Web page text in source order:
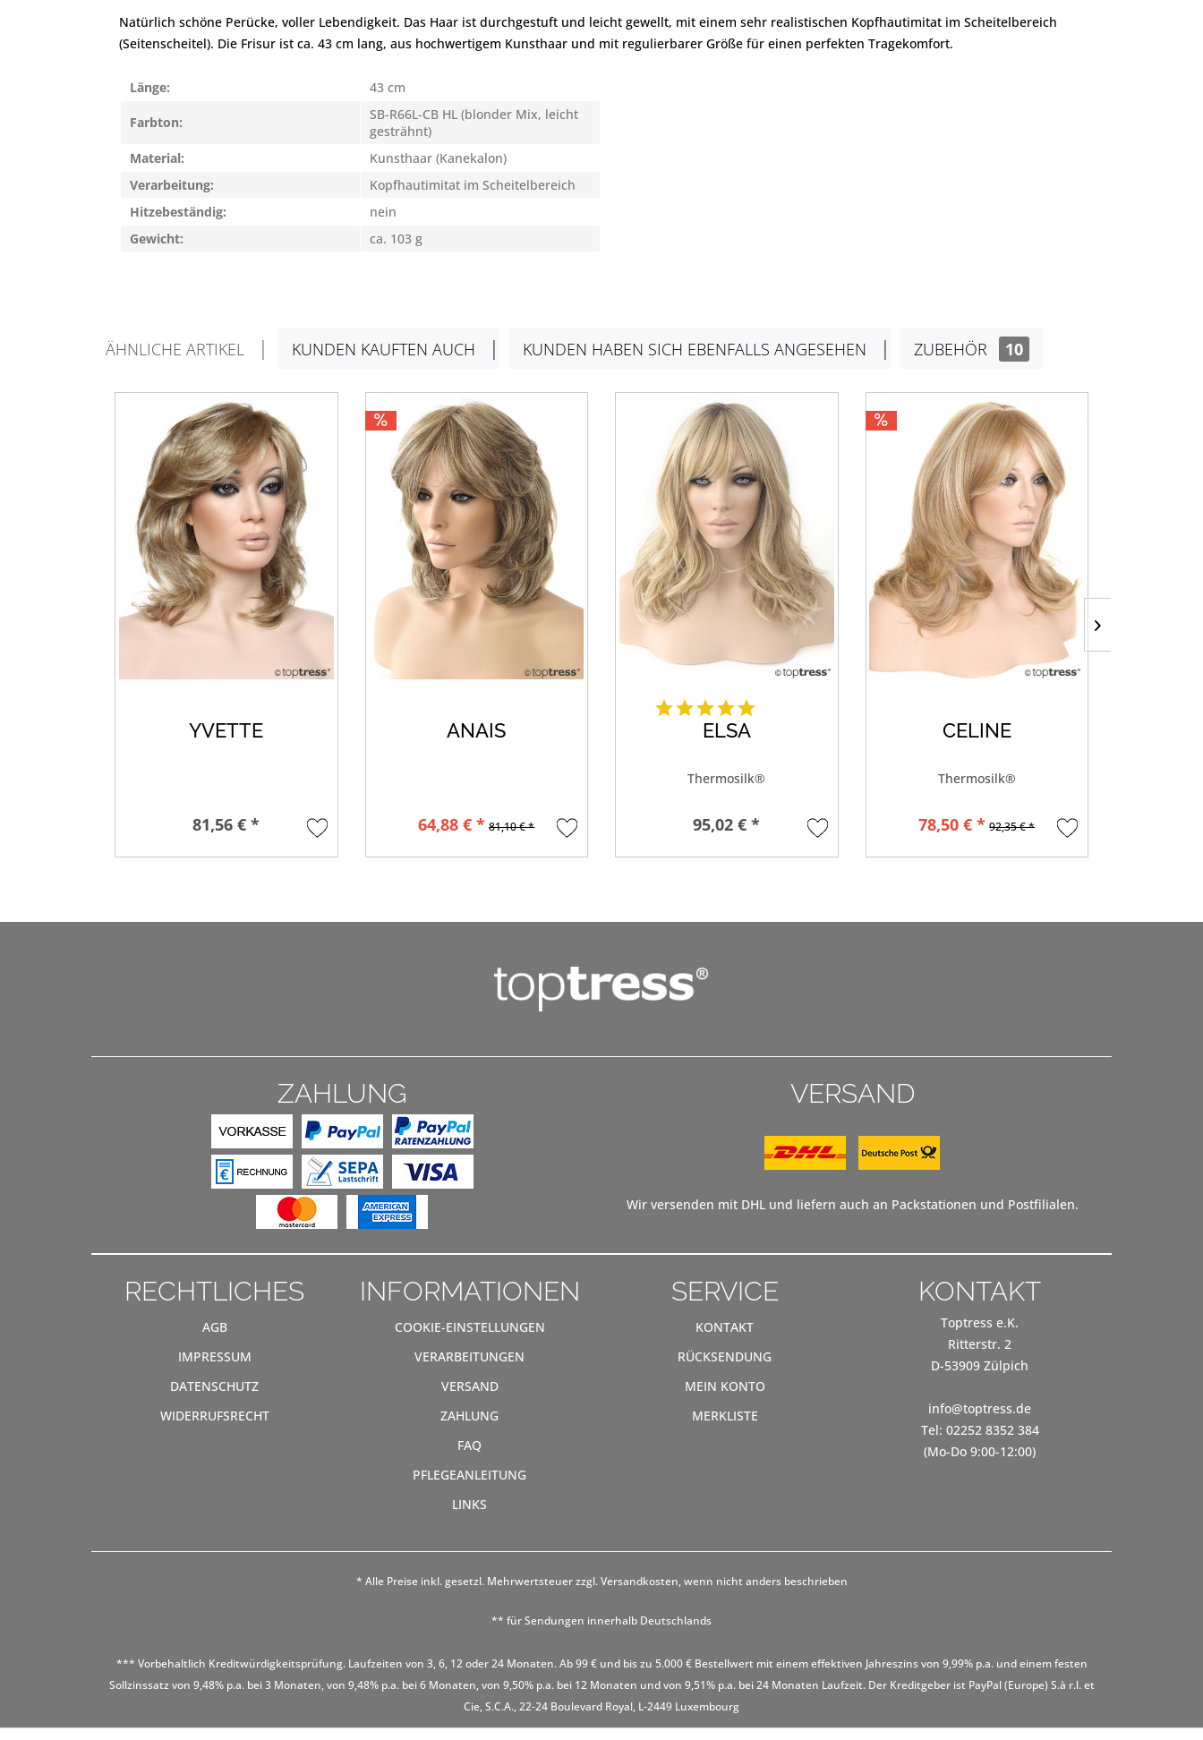
Natürlich schöne Perücke, voller Lebendigkeit. Das Haar ist durchgestuft und leicht gewellt, mit einem sehr realistischen Kopfhautimitat im Scheitelbereich
(Seitenscheitel). Die Frisur ist ca. 43 cm lang, aus hochwertigem Kunsthaar und mit regulierbarer Größe für einen perfekten Tragekomfort.
Länge: 43 cm
Farbton:
SB-R66L-CB HL (blonder Mix, leicht
gesträhnt)
Material:
Kunsthaar (Kanekalon)
Verarbeitung:
Kopfhautimitat im Scheitelbereich
Hitzebeständig:
nein
Gewicht:
ca. 103 g
ÄHNLICHE ARTIKEL KUNDEN KAUFTEN AUCH KUNDEN HABEN SICH EBENFALLS ANGESEHEN ZUBEHÖR 10
YVETTE
81,56 € *
ANAIS
64,88 € * 81,10 € *
ELSA
Thermosilk®
95,02 € *
CELINE
Thermosilk®
78,50 € * 92,35 € *
ZAHLUNG VERSAND
Wir versenden mit DHL und liefern auch an Packstationen und Postfilialen.
RECHTLICHES
AGB
IMPRESSUM
DATENSCHUTZ
WIDERRUFSRECHT
INFORMATIONEN
COOKIE-EINSTELLUNGEN
VERARBEITUNGEN
VERSAND
ZAHLUNG
FAQ
PFLEGEANLEITUNG
LINKS
SERVICE
KONTAKT
RÜCKSENDUNG
MEIN KONTO
MERKLISTE
KONTAKT
Toptress e.K.
Ritterstr. 2
D-53909 Zülpich
info@toptress.de
Tel: 02252 8352 384
(Mo-Do 9:00-12:00)
* Alle Preise inkl. gesetzl. Mehrwertsteuer zzgl.Versandkosten, wenn nicht anders beschrieben
** für Sendungen innerhalb Deutschlands
*** Vorbehaltlich Kreditwürdigkeitsprüfung. Laufzeiten von 3, 6, 12 oder 24 Monaten. Ab 99 € und bis zu 5.000 € Bestellwert mit einem effektiven Jahreszins von 9,99% p.a. und einem festen
Sollzinssatz von 9,48% p.a. bei 3 Monaten, von 9,48% p.a. bei 6 Monaten, von 9,50% p.a. bei 12 Monaten und von 9,51% p.a. bei 24 Monaten Laufzeit. Der Kreditgeber ist PayPal (Europe) S.à r.l. et
Cie, S.C.A., 22-24 Boulevard Royal, L-2449 Luxembourg